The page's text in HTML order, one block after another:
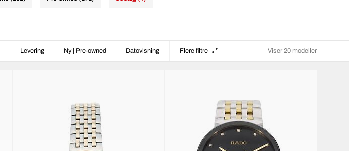
Levering Ny | Pre-owned Datovisning Flere filtre Viser 20 modeller